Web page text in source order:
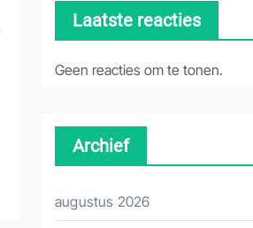
Laatste reacties
Geen reacties om te tonen.
Archief
augustus 2026